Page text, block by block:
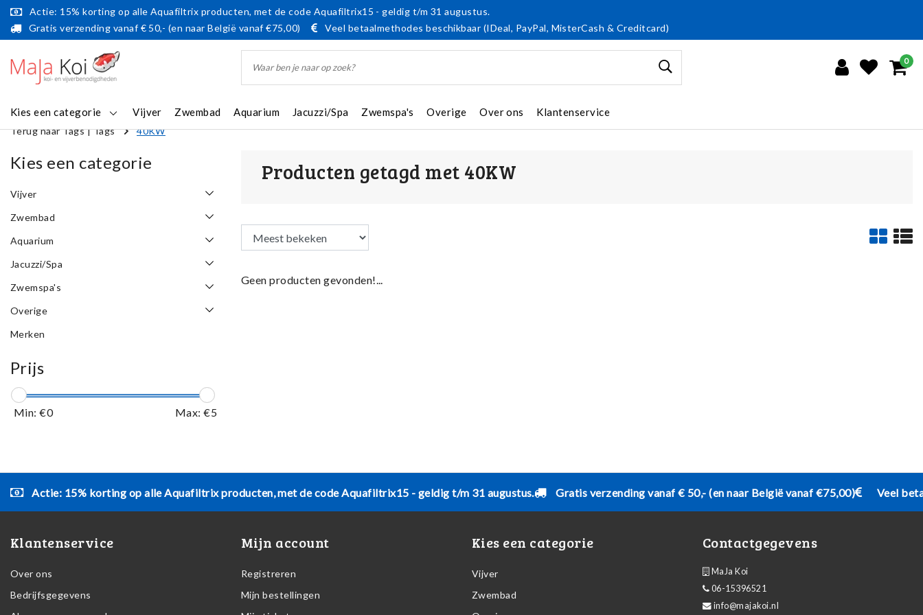
Actie: 15% korting op alle Aquafiltrix producten, met de code Aquafiltrix15 - geldig t/m 31 augustus.
Gratis verzending vanaf € 50,- (en naar België vanaf €75,00)
Veel betaalmethodes beschikbaar (IDeal, PayPal, MisterCash & Creditcard)
0
Kies een categorie Vijver Zwembad Aquarium Jacuzzi/Spa Zwemspa's Overige Over ons Klantenservice
Terug naar Tags|Tags 40KW
Kies een categorie
Vijver
Zwembad
Aquarium
Jacuzzi/Spa
Zwemspa's
Overige
Merken
Prijs
Min: €0 Max: €5
Producten getagd met 40KW
Geen producten gevonden!...
Actie: 15% korting op alle Aquafiltrix producten, met de code Aquafiltrix15 - geldig t/m 31 augustus. Gratis verzending vanaf € 50,- (en naar België vanaf €75,00) Veel
Klantenservice
Over ons
Bedrijfsgegevens
Mijn account
Registreren
Mijn bestellingen
Kies een categorie
Vijver
Zwembad
Contactgegevens
MaJa Koi
06-15396521
info@majakoi.nl